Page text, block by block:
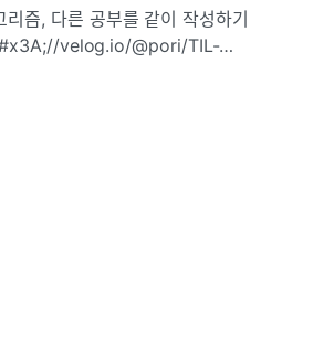
즘, 다른 공부를 같이 작성하기
velog.io/@pori/TIL-